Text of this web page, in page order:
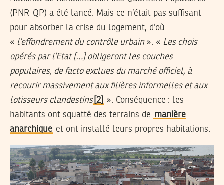
(PNR-QP) a été lancé. Mais ce n’était pas suffisant
pour absorber la crise du logement, d’où
« l’effondrement du contrôle urbain ». « Les chois
opérés par l’Etat […] obligeront les couches
populaires, de facto exclues du marché officiel, à
recourir massivement aux filières informelles et aux
lotisseurs clandestins [2]
». Conséquence : les
habitants ont squatté des terrains de manière
anarchique et ont installé leurs propres habitations.